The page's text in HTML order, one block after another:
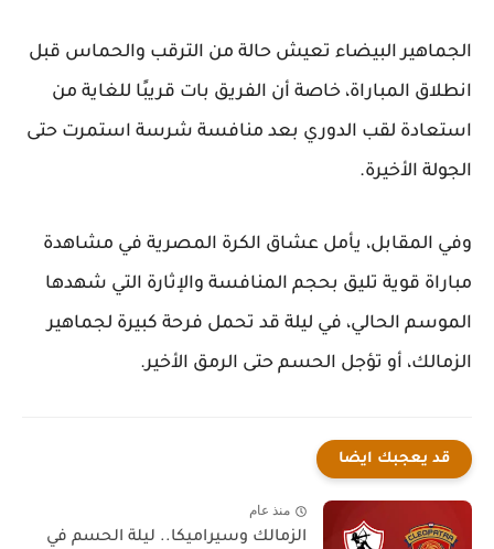
الجماهير البيضاء تعيش حالة من الترقب والحماس قبل
انطلاق المباراة، خاصة أن الفريق بات قريبًا للغاية من
استعادة لقب الدوري بعد منافسة شرسة استمرت حتى
الجولة الأخيرة.
وفي المقابل، يأمل عشاق الكرة المصرية في مشاهدة
مباراة قوية تليق بحجم المنافسة والإثارة التي شهدها
الموسم الحالي، في ليلة قد تحمل فرحة كبيرة لجماهير
الزمالك، أو تؤجل الحسم حتى الرمق الأخير.
قد يعجبك ايضا
منذ عام
الزمالك وسيراميكا.. ليلة الحسم في